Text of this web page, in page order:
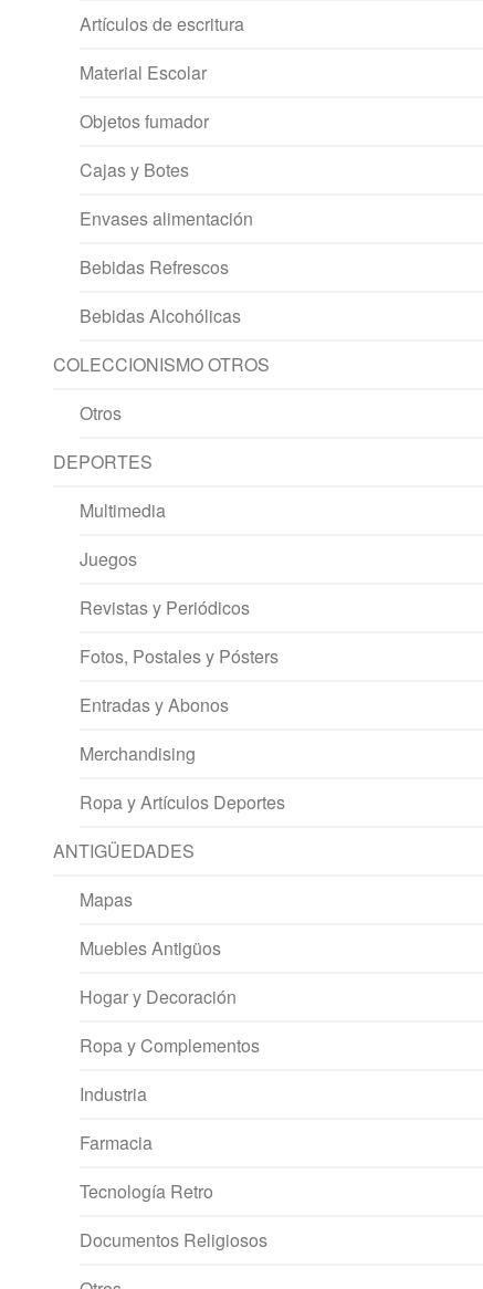
Artículos de escritura
Material Escolar
Objetos fumador
Cajas y Botes
Envases alimentación
Bebidas Refrescos
Bebidas Alcohólicas
COLECCIONISMO OTROS
Otros
DEPORTES
Multimedia
Juegos
Revistas y Periódicos
Fotos, Postales y Pósters
Entradas y Abonos
Merchandising
Ropa y Artículos Deportes
ANTIGÜEDADES
Mapas
Muebles Antigüos
Hogar y Decoración
Ropa y Complementos
Industria
Farmacia
Tecnología Retro
Documentos Religiosos